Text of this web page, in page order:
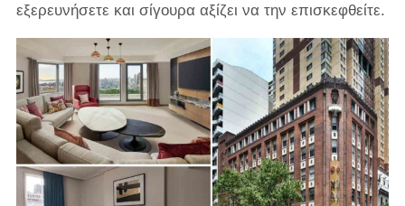
εξερευνήσετε και σίγουρα αξίζει να την επισκεφθείτε.